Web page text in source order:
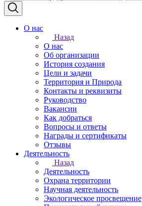
О нас
Назад
О нас
Об организации
История создания
Цели и задачи
Территория и Природа
Контакты и реквизиты
Руководство
Вакансии
Как добраться
Вопросы и ответы
Награды и сертификаты
Отзывы
Деятельность
Назад
Деятельность
Охрана территории
Научная деятельность
Экологическое просвещение